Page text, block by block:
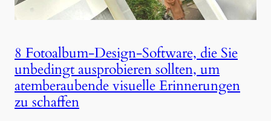
8 Fotoalbum-Design-Software, die Sie
unbedingt ausprobieren sollten, um
atemberaubende visuelle Erinnerungen
zu schaffen